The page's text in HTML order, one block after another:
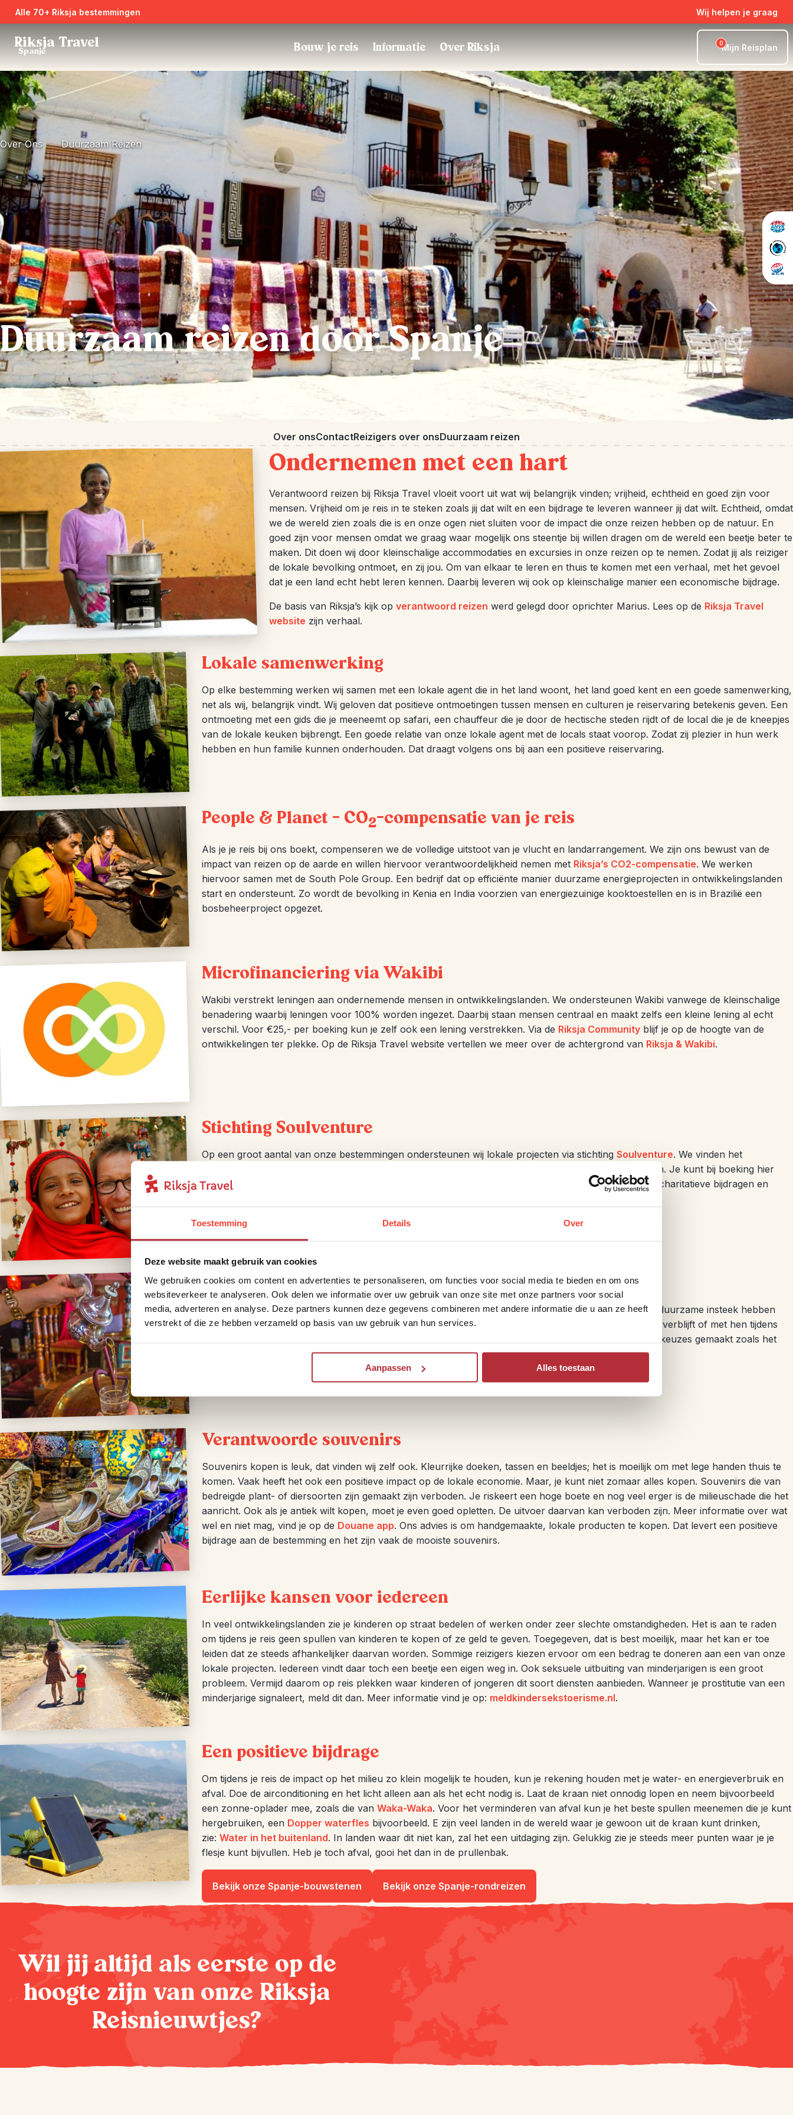
Toestemming Details Over
Deze website maakt gebruik van cookies
We gebruiken cookies om content en advertenties te personaliseren, om functies voor social media te bieden en om ons
websiteverkeer te analyseren. Ook delen we informatie over uw gebruik van onze site met onze partners voor social
media, adverteren en analyse. Deze partners kunnen deze gegevens combineren met andere informatie die u aan ze heeft
verstrekt of die ze hebben verzameld op basis van uw gebruik van hun services.
Aanpassen Alles toestaan
Alle 70+ Riksja bestemmingen Wij helpen je graag
Riksja Travel
Spanje Bouw je reis Informatie Over Riksja 0Mijn Reisplan
Over Ons Duurzaam Reizen
Duurzaam reizen door Spanje
Over onsContactReizigers over onsDuurzaam reizen
Ondernemen met een hart
Verantwoord reizen bij Riksja Travel vloeit voort uit wat wij belangrijk vinden; vrijheid, echtheid en goed zijn voor
mensen. Vrijheid om je reis in te steken zoals jij dat wilt en een bijdrage te leveren wanneer jij dat wilt. Echtheid, omdat
we de wereld zien zoals die is en onze ogen niet sluiten voor de impact die onze reizen hebben op de natuur. En
goed zijn voor mensen omdat we graag waar mogelijk ons steentje bij willen dragen om de wereld een beetje beter te
maken. Dit doen wij door kleinschalige accommodaties en excursies in onze reizen op te nemen. Zodat jij als reiziger
de lokale bevolking ontmoet, en zij jou. Om van elkaar te leren en thuis te komen met een verhaal, met het gevoel
dat je een land echt hebt leren kennen. Daarbij leveren wij ook op kleinschalige manier een economische bijdrage.
De basis van Riksja’s kijk op verantwoord reizen werd gelegd door oprichter Marius. Lees op de Riksja Travel
website zijn verhaal.
Lokale samenwerking
Op elke bestemming werken wij samen met een lokale agent die in het land woont, het land goed kent en een goede samenwerking,
net als wij, belangrijk vindt. Wij geloven dat positieve ontmoetingen tussen mensen en culturen je reiservaring betekenis geven. Een
ontmoeting met een gids die je meeneemt op safari, een chauffeur die je door de hectische steden rijdt of de local die je de kneepjes
van de lokale keuken bijbrengt. Een goede relatie van onze lokale agent met de locals staat voorop. Zodat zij plezier in hun werk
hebben en hun familie kunnen onderhouden. Dat draagt volgens ons bij aan een positieve reiservaring.
People & Planet – CO2-compensatie van je reis
Als je je reis bij ons boekt, compenseren we de volledige uitstoot van je vlucht en landarrangement. We zijn ons bewust van de
impact van reizen op de aarde en willen hiervoor verantwoordelijkheid nemen met Riksja’s CO2-compensatie. We werken
hiervoor samen met de South Pole Group. Een bedrijf dat op efficiënte manier duurzame energieprojecten in ontwikkelingslanden
start en ondersteunt. Zo wordt de bevolking in Kenia en India voorzien van energiezuinige kooktoestellen en is in Brazilië een
bosbeheerproject opgezet.
Microfinanciering via Wakibi
Wakibi verstrekt leningen aan ondernemende mensen in ontwikkelingslanden. We ondersteunen Wakibi vanwege de kleinschalige
benadering waarbij leningen voor 100% worden ingezet. Daarbij staan mensen centraal en maakt zelfs een kleine lening al echt
verschil. Voor €25,- per boeking kun je zelf ook een lening verstrekken. Via de Riksja Community blijf je op de hoogte van de
ontwikkelingen ter plekke. Op de Riksja Travel website vertellen we meer over de achtergrond van Riksja & Wakibi.
Stichting Soulventure
Op een groot aantal van onze bestemmingen ondersteunen wij lokale projecten via stichting Soulventure. We vinden het
vanzelfsprekend om iets terug te doen voor de lokale bevolking van de landen waar we naartoe reizen. Je kunt bij boeking hier
een bijdrage aan leveren door een donatie te doen van €12,-. Uiteraard respecteren we het ook als je charitatieve bijdragen en
Duurzame bouwstenen wereldwijd
Op de meeste bestemmingen bieden we een of meerdere bouwstenen aan waar we bewust voor een duurzame insteek hebben
gekozen. Bijvoorbeeld door ontmoetingen met de lokale bevolking wanneer je bij hen in een homestay verblijft of met hen tijdens
een excursie op pad gaat. Maar ook voor de andere bouwstenen hebben we bewuste, verantwoorde keuzes gemaakt zoals het
Verantwoorde souvenirs
Souvenirs kopen is leuk, dat vinden wij zelf ook. Kleurrijke doeken, tassen en beeldjes; het is moeilijk om met lege handen thuis te
komen. Vaak heeft het ook een positieve impact op de lokale economie. Maar, je kunt niet zomaar alles kopen. Souvenirs die van
bedreigde plant- of diersoorten zijn gemaakt zijn verboden. Je riskeert een hoge boete en nog veel erger is de milieuschade die het
aanricht. Ook als je antiek wilt kopen, moet je even goed opletten. De uitvoer daarvan kan verboden zijn. Meer informatie over wat
wel en niet mag, vind je op de Douane app. Ons advies is om handgemaakte, lokale producten te kopen. Dat levert een positieve
bijdrage aan de bestemming en het zijn vaak de mooiste souvenirs.
Eerlijke kansen voor iedereen
In veel ontwikkelingslanden zie je kinderen op straat bedelen of werken onder zeer slechte omstandigheden. Het is aan te raden
om tijdens je reis geen spullen van kinderen te kopen of ze geld te geven. Toegegeven, dat is best moeilijk, maar het kan er toe
leiden dat ze steeds afhankelijker daarvan worden. Sommige reizigers kiezen ervoor om een bedrag te doneren aan een van onze
lokale projecten. Iedereen vindt daar toch een beetje een eigen weg in. Ook seksuele uitbuiting van minderjarigen is een groot
probleem. Vermijd daarom op reis plekken waar kinderen of jongeren dit soort diensten aanbieden. Wanneer je prostitutie van een
minderjarige signaleert, meld dit dan. Meer informatie vind je op: meldkindersekstoerisme.nl.
Een positieve bijdrage
Om tijdens je reis de impact op het milieu zo klein mogelijk te houden, kun je rekening houden met je water- en energieverbruik en
afval. Doe de airconditioning en het licht alleen aan als het echt nodig is. Laat de kraan niet onnodig lopen en neem bijvoorbeeld
een zonne-oplader mee, zoals die van Waka-Waka. Voor het verminderen van afval kun je het beste spullen meenemen die je kunt
hergebruiken, een Dopper waterfles bijvoorbeeld. E zijn veel landen in de wereld waar je gewoon uit de kraan kunt drinken,
zie: Water in het buitenland. In landen waar dit niet kan, zal het een uitdaging zijn. Gelukkig zie je steeds meer punten waar je je
flesje kunt bijvullen. Heb je toch afval, gooi het dan in de prullenbak.
Bekijk onze Spanje-bouwstenen Bekijk onze Spanje-rondreizen
Wil jij altijd als eerste op de
hoogte zijn van onze Riksja
Reisnieuwtjes?